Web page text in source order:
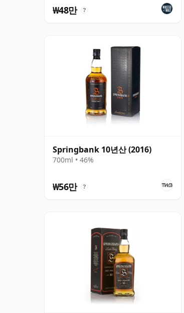
₩48만 ?
Springbank 10년산 (2016)
700ml • 46%
₩56만 ?